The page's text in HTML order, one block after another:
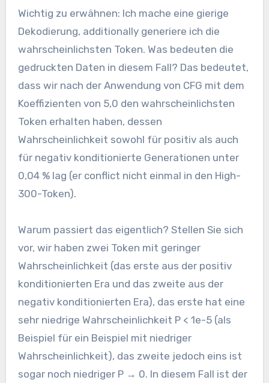
Wichtig zu erwähnen: Ich mache eine gierige
Dekodierung, additionally generiere ich die
wahrscheinlichsten Token. Was bedeuten die
gedruckten Daten in diesem Fall? Das bedeutet,
dass wir nach der Anwendung von CFG mit dem
Koeffizienten von 5,0 den wahrscheinlichsten
Token erhalten haben, dessen
Wahrscheinlichkeit sowohl für positiv als auch
für negativ konditionierte Generationen unter
0,04 % lag (er conflict nicht einmal in den High-
300-Token).
Warum passiert das eigentlich? Stellen Sie sich
vor, wir haben zwei Token mit geringer
Wahrscheinlichkeit (das erste aus der positiv
konditionierten Era und das zweite aus der
negativ konditionierten Era), das erste hat eine
sehr niedrige Wahrscheinlichkeit P < 1e-5 (als
Beispiel für ein Beispiel mit niedriger
Wahrscheinlichkeit), das zweite jedoch eins ist
sogar noch niedriger P → 0. In diesem Fall ist der